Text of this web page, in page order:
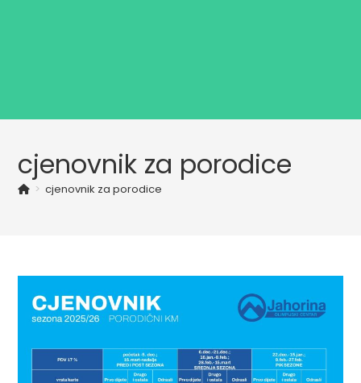
cjenovnik za porodice
> cjenovnik za porodice